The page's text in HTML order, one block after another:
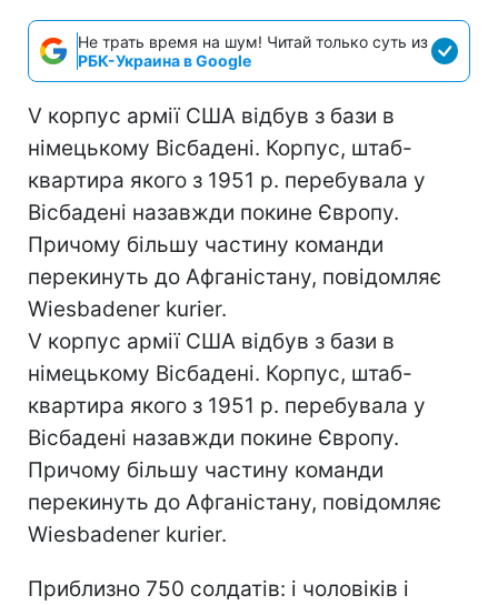
Не трать время на шум! Читай только суть из
РБК-Украина в Google
V корпус армії США відбув з бази в
німецькому Вісбадені. Корпус, штаб-
квартира якого з 1951 р. перебувала у
Вісбадені назавжди покине Європу.
Причому більшу частину команди
перекинуть до Афганістану, повідомляє
Wiesbadener kurier.
V корпус армії США відбув з бази в
німецькому Вісбадені. Корпус, штаб-
квартира якого з 1951 р. перебувала у
Вісбадені назавжди покине Європу.
Причому більшу частину команди
перекинуть до Афганістану, повідомляє
Wiesbadener kurier.
Приблизно 750 солдатів: і чоловіків і